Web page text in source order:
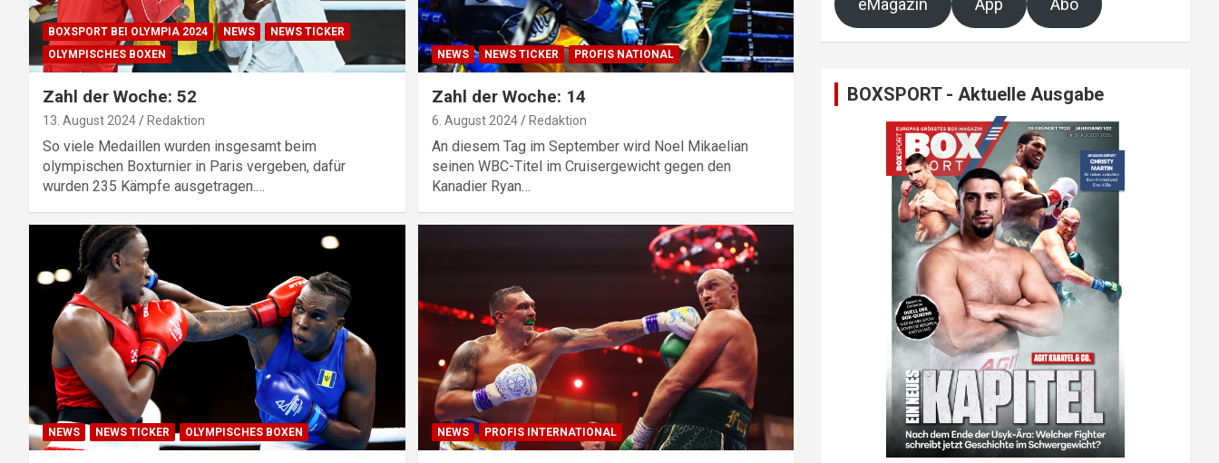
BOXSPORT BEI OLYMPIA 2024 NEWS
NEWS TICKER
OLYMPISCHES BOXEN
Zahl der Woche: 52
13. August 2024 Redaktion
So viele Medaillen wurden insgesamt beim
olympischen Boxturnier in Paris vergeben, dafür
wurden 235 Kämpfe ausgetragen.…
NEWS NEWS TICKER PROFIS NATIONAL
Zahl der Woche: 14
6. August 2024 Redaktion
An diesem Tag im September wird Noel Mikaelian
seinen WBC-Titel im Cruisergewicht gegen den
Kanadier Ryan…
NEWS NEWS TICKER OLYMPISCHES BOXEN NEWS PROFIS INTERNATIONAL
eMagazin App Abo
BOXSPORT - Aktuelle Ausgabe